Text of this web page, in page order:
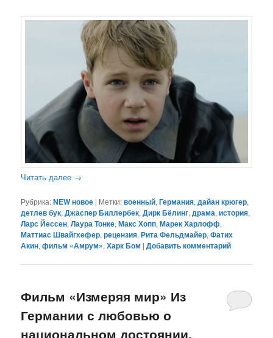
Читать далее →
Рубрика:NEW новое | Метки:военный,Германия,дайан крюгер,
детлев бук,Джаспер Биллербек,Дирк Бёлинг,драма,история,
Ларс Йессен,Лаура Тонке,Макс Хопп,Марек Харлофф,
Маттиас Швайгхефер,рецензия,Рита Фельдмайер,Фатих
Акин,фильм «Амрум»,Харк Бом |Добавить комментарий
Фильм «Измеряя мир» Из
Германии с любовью о
национальном достоянии.